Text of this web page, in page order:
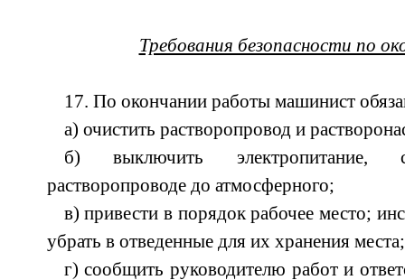
Требования безопасности по
17. По окончании работы машинист
а) очистить растворопровод и
б) выключить электропитание,
растворопроводе до атмосферного;
в) привести в порядок рабочее место;
убрать в отведенные для их хранения места;
г) сообщить руководителю работ и